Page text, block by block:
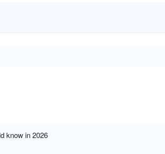
know in 2026